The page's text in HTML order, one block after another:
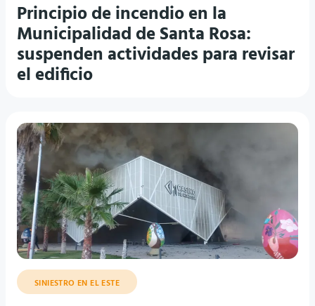
Principio de incendio en la
Municipalidad de Santa Rosa:
suspenden actividades para revisar
el edificio
SINIESTRO EN EL ESTE